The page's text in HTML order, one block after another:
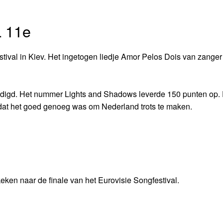
11e
in Kiev. Het ingetogen liedje Amor Pelos Dois van zanger
Het nummer Lights and Shadows leverde 150 punten op.
het goed genoeg was om Nederland trots te maken.
naar de finale van het Eurovisie Songfestival.